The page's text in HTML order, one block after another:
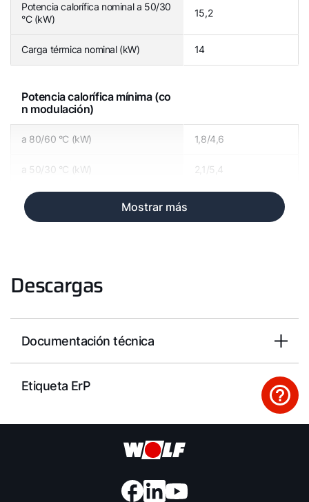
Potencia calorífica nominal a 50/30
°C (kW)
15,2
Carga térmica nominal (kW) 14
Potencia calorífica mínima (co
n modulación)
a 80/60 °C (kW) 1,8/4,6
a 50/30 °C (kW) 2,1/5,4
Mostrar más
Descargas
Documentación técnica
Etiqueta ErP